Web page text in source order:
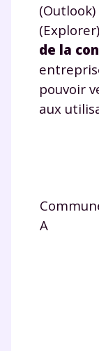
de la
pouvoir
aux
A
et